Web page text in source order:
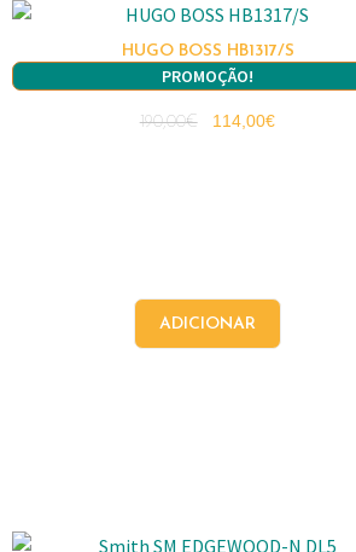
HUGO BOSS HB1317/S
PROMOÇÃO!
190,00€ 114,00€
ADICIONAR